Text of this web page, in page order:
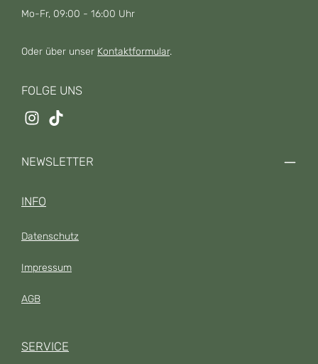
Mo-Fr, 09:00 - 16:00 Uhr
Oder über unser Kontaktformular.
FOLGE UNS
NEWSLETTER
INFO
Datenschutz
Impressum
AGB
SERVICE